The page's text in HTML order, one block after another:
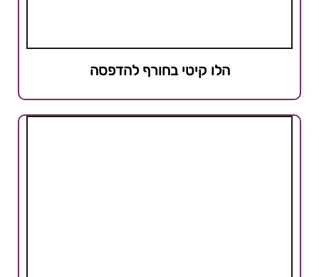
הלו קיטי בחורף להדפסה